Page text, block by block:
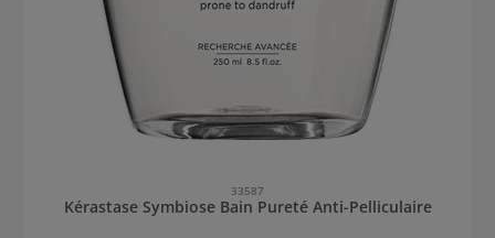
33587
Kérastase Symbiose Bain Pureté Anti-Pelliculaire